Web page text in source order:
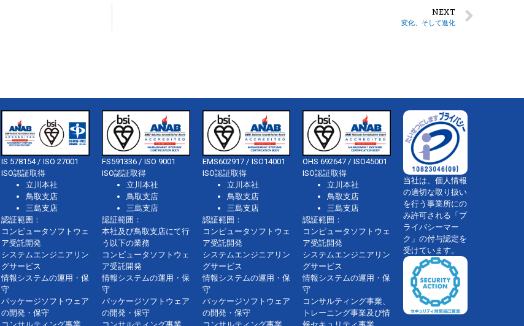
NEXT
変化、そして進化
IS 578154 / ISO 27001
ISO認証取得
立川本社
鳥取支店
三島支店
認証範囲：
コンピュータソフトウェ
ア受託開発
システムエンジニアリン
グサービス
情報システムの運用・保
守
パッケージソフトウェア
の開発・保守
FS591336 / ISO 9001
ISO認証取得
立川本社
鳥取支店
三島支店
認証範囲：
本社及び鳥取支店にて行
う以下の業務
コンピュータソフトウェ
ア受託開発
情報システムの運用・保
守
パッケージソフトウェア
の開発・保守
EMS602917 / ISO14001
ISO認証取得
立川本社
鳥取支店
三島支店
認証範囲：
コンピュータソフトウェ
ア受託開発
システムエンジニアリン
グサービス
情報システムの運用・保
守
パッケージソフトウェア
の開発・保守
OHS 692647 / ISO45001
ISO認証取得
立川本社
鳥取支店
三島支店
認証範囲：
コンピュータソフトウェ
ア受託開発
システムエンジニアリン
グサービス
情報システムの運用・保
守
コンサルティング事業、
トレーニング事業及び情
当社は、個人情報
の適切な取り扱い
を行う事業所にの
み許可される「プ
ライバシーマー
ク」の付与認定を
受けています。